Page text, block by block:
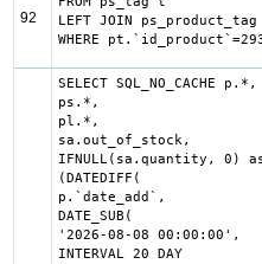
92
LEFT JOIN
WHERE
SELECT SQL_NO_CACHE p.*,
ps.*,
pl.*,
sa.out_of_stock,
IFNULL(sa.quantity, 0)
(DATEDIFF(
p.`date_add`,
DATE_SUB(
'2026-08-08 00:00:00',
INTERVAL 20 DAY